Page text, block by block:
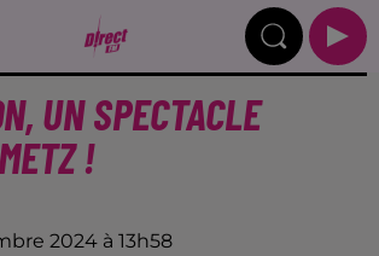
UN SPECTACLE
!
2024 à 13h58